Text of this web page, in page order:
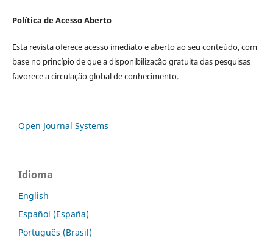
Política de Acesso Aberto
Esta revista oferece acesso imediato e aberto ao seu conteúdo, com
base no princípio de que a disponibilização gratuita das pesquisas
favorece a circulação global de conhecimento.
Open Journal Systems
Idioma
English
Español (España)
Português (Brasil)